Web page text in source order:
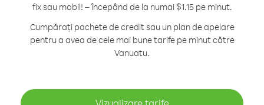
fix sau mobil! – începând de la numai $1.15 pe minut.
Cumpărați pachete de credit sau un plan de apelare
pentru a avea de cele mai bune tarife pe minut către
Vanuatu.